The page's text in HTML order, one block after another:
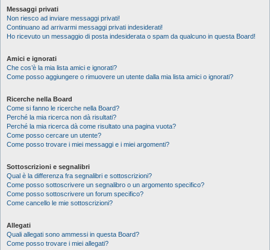
Messaggi privati
Non riesco ad inviare messaggi privati!
Continuano ad arrivarmi messaggi privati indesiderati!
Ho ricevuto un messaggio di posta indesiderata o spam da qualcuno in questa Board!
Amici e ignorati
Che cos’è la mia lista amici e ignorati?
Come posso aggiungere o rimuovere un utente dalla mia lista amici o ignorati?
Ricerche nella Board
Come si fanno le ricerche nella Board?
Perché la mia ricerca non dà risultati?
Perché la mia ricerca dà come risultato una pagina vuota?
Come posso cercare un utente?
Come posso trovare i miei messaggi e i miei argomenti?
Sottoscrizioni e segnalibri
Qual è la differenza fra segnalibri e sottoscrizioni?
Come posso sottoscrivere un segnalibro o un argomento specifico?
Come posso sottoscrivere un forum specifico?
Come cancello le mie sottoscrizioni?
Allegati
Quali allegati sono ammessi in questa Board?
Come posso trovare i miei allegati?